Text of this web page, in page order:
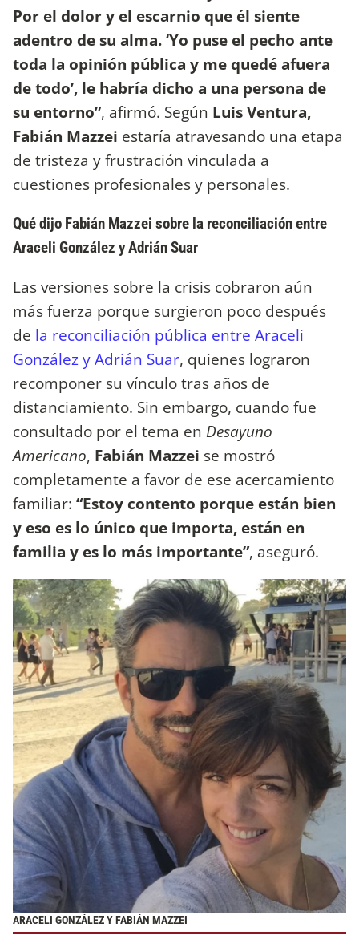
Por el dolor y el escarnio que él siente
adentro de su alma. ‘Yo puse el pecho ante
toda la opinión pública y me quedé afuera
de todo’, le habría dicho a una persona de
su entorno”, afirmó. Según Luis Ventura,
Fabián Mazzei estaría atravesando una etapa
de tristeza y frustración vinculada a
cuestiones profesionales y personales.
Qué dijo Fabián Mazzei sobre la reconciliación entre
Araceli González y Adrián Suar
Las versiones sobre la crisis cobraron aún
más fuerza porque surgieron poco después
de la reconciliación pública entre Araceli
González y Adrián Suar, quienes lograron
recomponer su vínculo tras años de
distanciamiento. Sin embargo, cuando fue
consultado por el tema en Desayuno
Americano, Fabián Mazzei se mostró
completamente a favor de ese acercamiento
familiar: “Estoy contento porque están bien
y eso es lo único que importa, están en
familia y es lo más importante”, aseguró.
ARACELI GONZÁLEZ Y FABIÁN MAZZEI